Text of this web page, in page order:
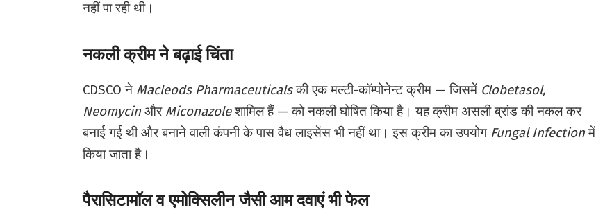
नहीं पा रही थी।
नकली क्रीम ने बढ़ाई चिंता
CDSCO ने Macleods Pharmaceuticalsकी एक मल्टी-कॉम्पोनेन्ट क्रीम — जिसमें Clobetasol,
Neomycinऔर Miconazoleशामिल हैं — को नकली घोषित किया है। यह क्रीम असली ब्रांड की नकल कर
बनाई गई थी और बनाने वाली कंपनी के पास वैध लाइसेंस भी नहीं था। इस क्रीम का उपयोग Fungal Infectionमें
किया जाता है।
पैरासिटामॉल व एमोक्सिलीन जैसी आम दवाएं भी फेल